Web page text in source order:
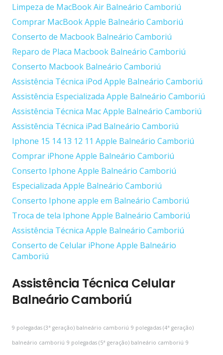
Limpeza de MacBook Air Balneário Camboriú
Comprar MacBook Apple Balneário Camboriú
Conserto de Macbook Balneário Camboriú
Reparo de Placa Macbook Balneário Camboriú
Conserto Macbook Balneário Camboriú
Assistência Técnica iPod Apple Balneário Camboriú
Assistência Especializada Apple Balneário Camboriú
Assistência Técnica Mac Apple Balneário Camboriú
Assistência Técnica iPad Balneário Camboriú
Iphone 15 14 13 12 11 Apple Balneário Camboriú
Comprar iPhone Apple Balneário Camboriú
Conserto Iphone Apple Balneário Camboriú
Especializada Apple Balneário Camboriú
Conserto Iphone apple em Balneário Camboriú
Troca de tela Iphone Apple Balneário Camboriú
Assistência Técnica Apple Balneário Camboriú
Conserto de Celular iPhone Apple Balneário
Camboriú
Assistência Técnica Celular
Balneário Camboriú
9 polegadas (3ª geração) balneário camboriú 9 polegadas (4ª geração)
balneário camboriú 9 polegadas (5ª geração) balneário camboriú 9